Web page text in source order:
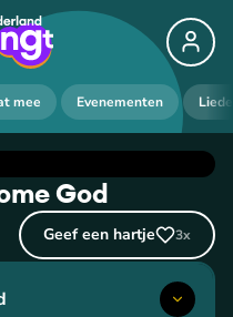
mee Evenementen
God
Geef een hartje 3x